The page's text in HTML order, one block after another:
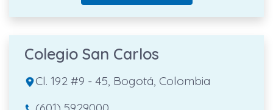
Colegio San Carlos
Cl. 192 #9 - 45, Bogotá, Colombia